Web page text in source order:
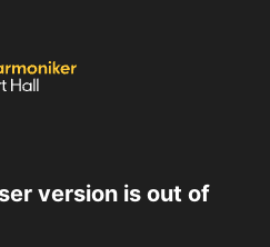
version is out of